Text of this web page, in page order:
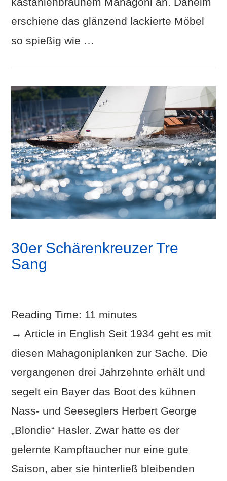
erschiene das glänzend lackierte Möbel
so spießig wie …
VIEW POST
30er Schärenkreuzer Tre
Sang
Reading Time: 11 minutes
→ Article in English Seit 1934 geht es mit
diesen Mahagoniplanken zur Sache. Die
vergangenen drei Jahrzehnte erhält und
segelt ein Bayer das Boot des kühnen
Nass- und Seeseglers Herbert George
„Blondie“ Hasler. Zwar hatte es der
gelernte Kampftaucher nur eine gute
Saison, aber sie hinterließ bleibenden